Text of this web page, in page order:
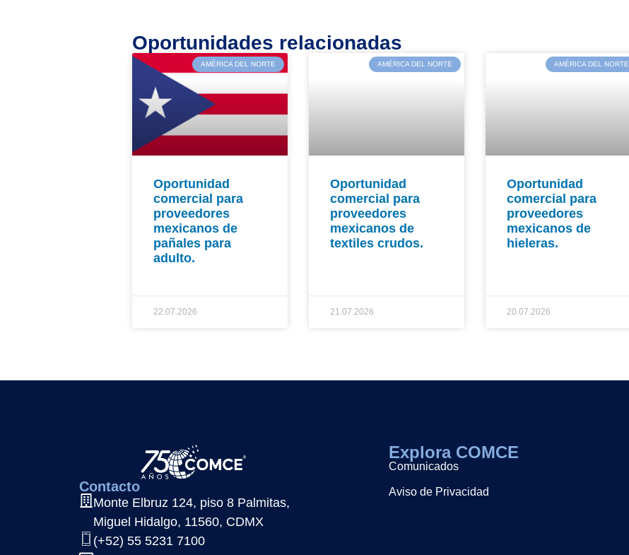
Oportunidades relacionadas
AMÉRICA DEL NORTE
Oportunidad
comercial para
proveedores
mexicanos de
pañales para
adulto.
22.07.2026
AMÉRICA DEL NORTE
Oportunidad
comercial para
proveedores
mexicanos de
textiles crudos.
21.07.2026
AMÉRICA DEL NORTE
Oportunidad
comercial para
proveedores
mexicanos de
hieleras.
20.07.2026
Contacto
Monte Elbruz 124, piso 8 Palmitas,
Miguel Hidalgo, 11560, CDMX
(+52) 55 5231 7100
Explora COMCE
Comunicados
Aviso de Privacidad